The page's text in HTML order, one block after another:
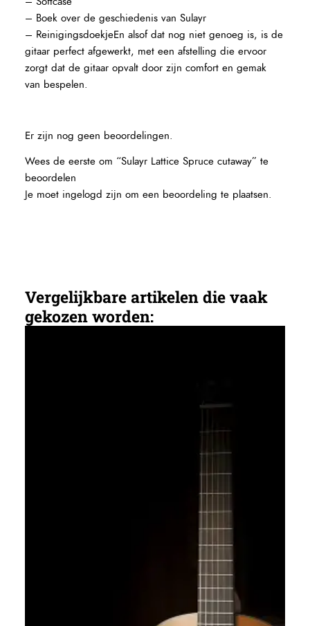
– Boek over de geschiedenis van Sulayr
– ReinigingsdoekjeEn alsof dat nog niet genoeg is, is de
gitaar perfect afgewerkt, met een afstelling die ervoor
zorgt dat de gitaar opvalt door zijn comfort en gemak
van bespelen.
Er zijn nog geen beoordelingen.
Wees de eerste om “Sulayr Lattice Spruce cutaway” te
beoordelen
Je moet ingelogd zijn om een beoordeling te plaatsen.
Vergelijkbare artikelen die vaak
gekozen worden: